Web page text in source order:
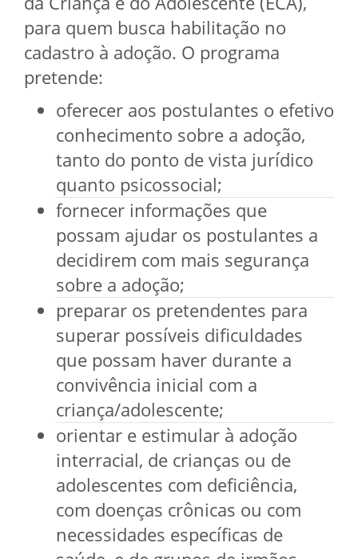
para quem busca habilitação no
cadastro à adoção. O programa
pretende:
oferecer aos postulantes o efetivo
conhecimento sobre a adoção,
tanto do ponto de vista jurídico
quanto psicossocial;
fornecer informações que
possam ajudar os postulantes a
decidirem com mais segurança
sobre a adoção;
preparar os pretendentes para
superar possíveis dificuldades
que possam haver durante a
convivência inicial com a
criança/adolescente;
orientar e estimular à adoção
interracial, de crianças ou de
adolescentes com deficiência,
com doenças crônicas ou com
necessidades específicas de